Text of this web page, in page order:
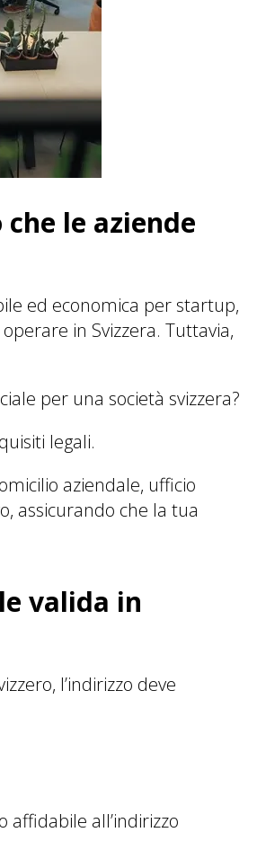
le aziende
ed economica per startup,
in Svizzera. Tuttavia,
per una società svizzera?
legali.
aziendale, ufficio
assicurando che la tua
valida in
l’indirizzo deve
affidabile all’indirizzo